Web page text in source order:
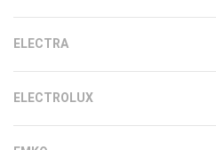
ELECTRA
ELECTROLUX